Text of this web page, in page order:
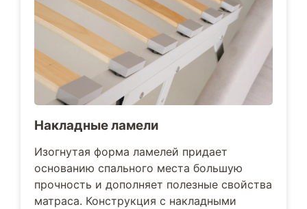
Накладные ламели
Изогнутая форма ламелей придает
основанию спального места большую
прочность и дополняет полезные свойства
матраса. Конструкция с накладными